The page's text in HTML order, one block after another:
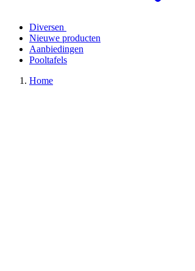
Diversen
Nieuwe producten
Aanbiedingen
Pooltafels
Home